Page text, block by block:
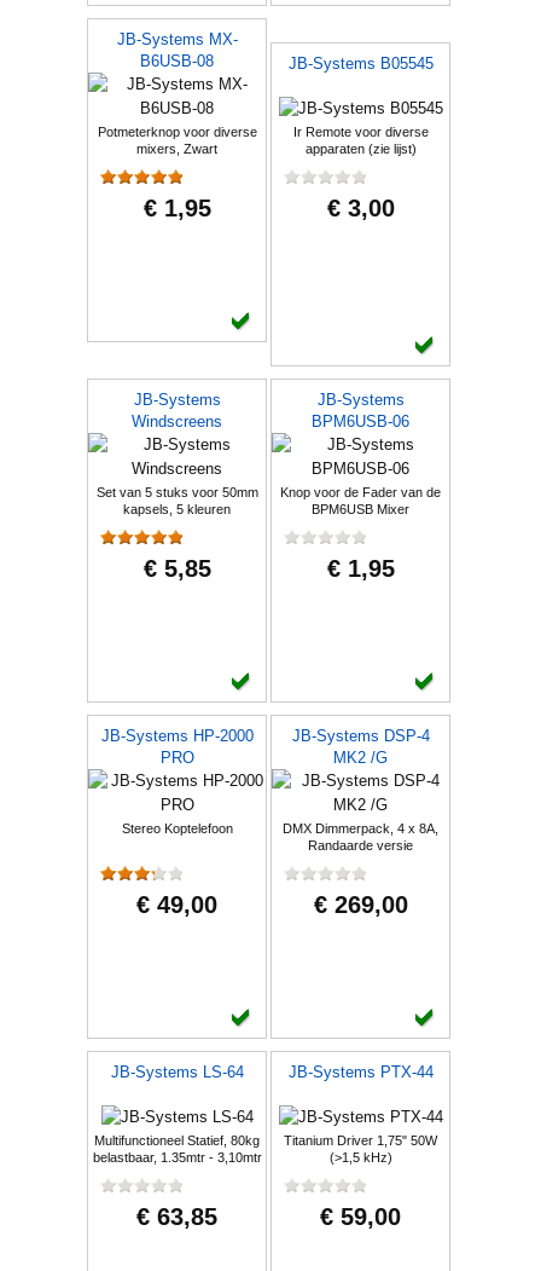
JB-Systems MX-
B6USB-08
Potmeterknop voor diverse
mixers, Zwart
€ 1,95
JB-Systems B05545
Ir Remote voor diverse
apparaten (zie lijst)
€ 3,00
JB-Systems
Windscreens
Set van 5 stuks voor 50mm
kapsels, 5 kleuren
€ 5,85
JB-Systems
BPM6USB-06
Knop voor de Fader van de
BPM6USB Mixer
€ 1,95
JB-Systems HP-2000
PRO
Stereo Koptelefoon
€ 49,00
JB-Systems DSP-4
MK2 /G
DMX Dimmerpack, 4 x 8A,
Randaarde versie
€ 269,00
JB-Systems LS-64
Multifunctioneel Statief, 80kg
belastbaar, 1.35mtr - 3,10mtr
€ 63,85
JB-Systems PTX-44
Titanium Driver 1,75" 50W
(>1,5 kHz)
€ 59,00